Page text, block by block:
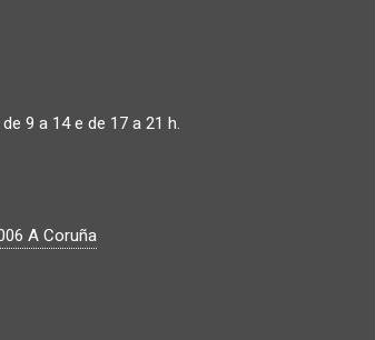
9 a 14 e de 17 a 21 h.
A Coruña